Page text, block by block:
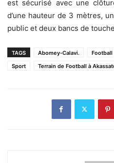
est sécurisé avec une
d’une hauteur de 3 mètres,
public et deux bancs de
TAGS Abomey-Calavi. Football
Sport
Terrain de Football à